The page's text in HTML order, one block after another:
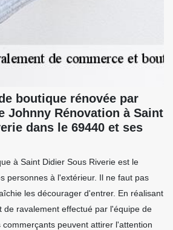
boutique rénovée par
Johnny Rénovation à Saint
dans le 69440 et ses
à Saint Didier Sous Riverie est le
personnes à l'extérieur. Il ne faut pas
les décourager d'entrer. En réalisant
de ravalement effectué par l'équipe de
peuvent attirer l'attention